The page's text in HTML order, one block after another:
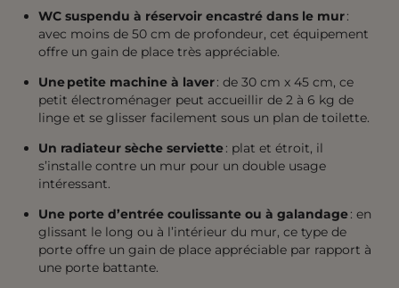
WC suspendu à réservoir encastré dans le mur:
avec moins de 50 cm de profondeur, cet équipement
offre un gain de place très appréciable.
Une petite machine à laver: de 30 cm x 45 cm, ce
petit électroménager peut accueillir de 2 à 6 kg de
linge et se glisser facilement sous un plan de toilette.
Un radiateur sèche serviette: plat et étroit, il
s’installe contre un mur pour un double usage
intéressant.
Une porte d’entrée coulissante ou à galandage: en
glissant le long ou à l’intérieur du mur, ce type de
porte offre un gain de place appréciable par rapport à
une porte battante.